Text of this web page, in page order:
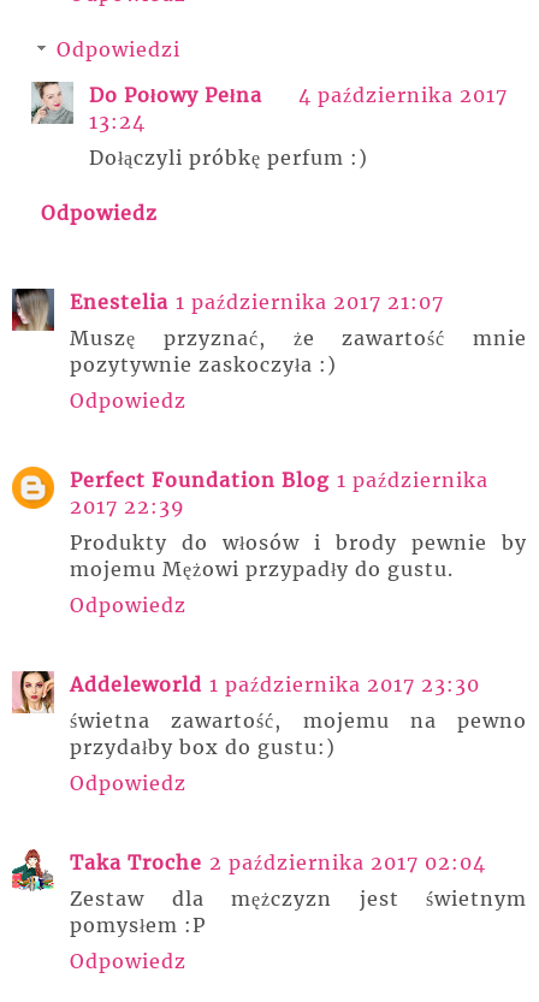
Odpowiedzi
Do Połowy Pełna
4 października 2017
13:24
Dołączyli próbkę perfum :)
Odpowiedz
Enestelia 1 października 2017 21:07
Muszę przyznać, że zawartość mnie
pozytywnie zaskoczyła :)
Odpowiedz
Perfect Foundation Blog 1 października
2017 22:39
Produkty do włosów i brody pewnie by
mojemu Mężowi przypadły do gustu.
Odpowiedz
Addeleworld 1 października 2017 23:30
świetna zawartość, mojemu na pewno
przydałby box do gustu:)
Odpowiedz
Taka Troche 2 października 2017 02:04
Zestaw dla mężczyzn jest świetnym
pomysłem :P
Odpowiedz